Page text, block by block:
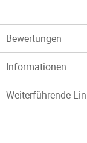
Bewertungen
Informationen
Weiterführende